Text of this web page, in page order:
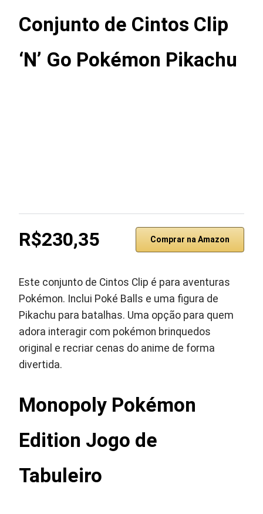
Conjunto de Cintos Clip
‘N’ Go Pokémon Pikachu
R$230,35 Comprar na Amazon
Este conjunto de Cintos Clip é para aventuras
Pokémon. Inclui Poké Balls e uma figura de
Pikachu para batalhas. Uma opção para quem
adora interagir com pokémon brinquedos
original e recriar cenas do anime de forma
divertida.
Monopoly Pokémon
Edition Jogo de
Tabuleiro